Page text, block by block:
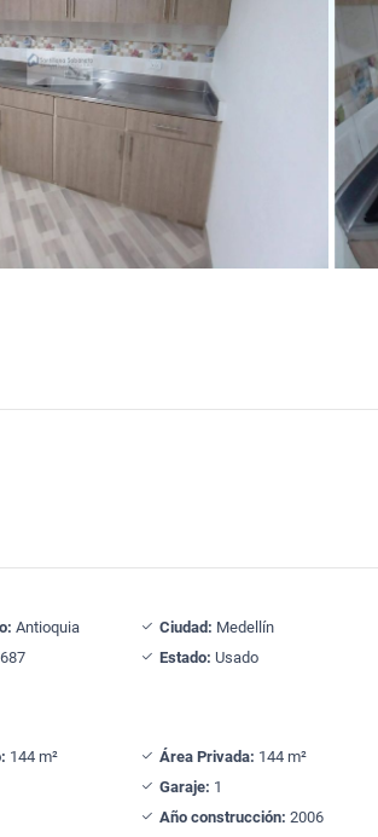
Antioquia Ciudad: Medellín
Estado: Usado
144 m² Área Privada: 144 m²
Garaje: 1
Año construcción: 2006